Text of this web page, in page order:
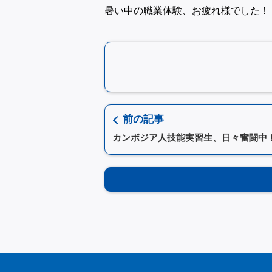
暑い中の職業体験、お疲れ様でした！
前の記事
カンボジア人技能実習生、日々奮闘中！